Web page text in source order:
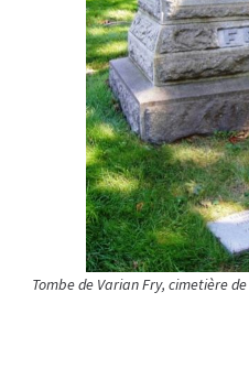
Tombe de Varian Fry, cimetière